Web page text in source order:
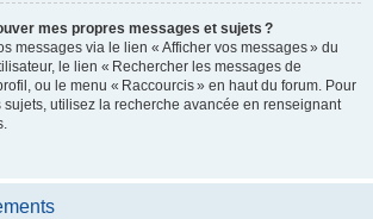
mes propres messages et sujets ?
messages via le lien « Afficher vos messages » du
le lien « Rechercher les messages de
ou le menu « Raccourcis » en haut du forum. Pour
utilisez la recherche avancée en renseignant